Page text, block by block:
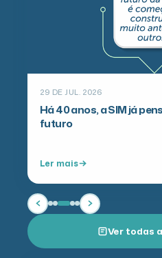
29 DE JUL. 2026
Há 40 anos, a SIM já
futuro
Ler mais
Ver todas